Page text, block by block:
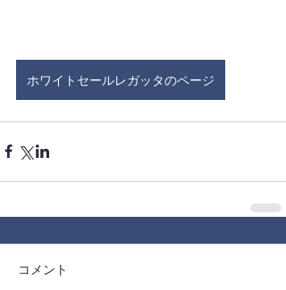
ホワイトセールレガッタのページ
コメント